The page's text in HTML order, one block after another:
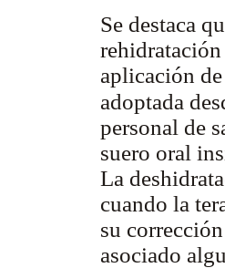
Se destaca
aplicación
adoptada
personal de
suero oral
La
cuando la
su
asociado